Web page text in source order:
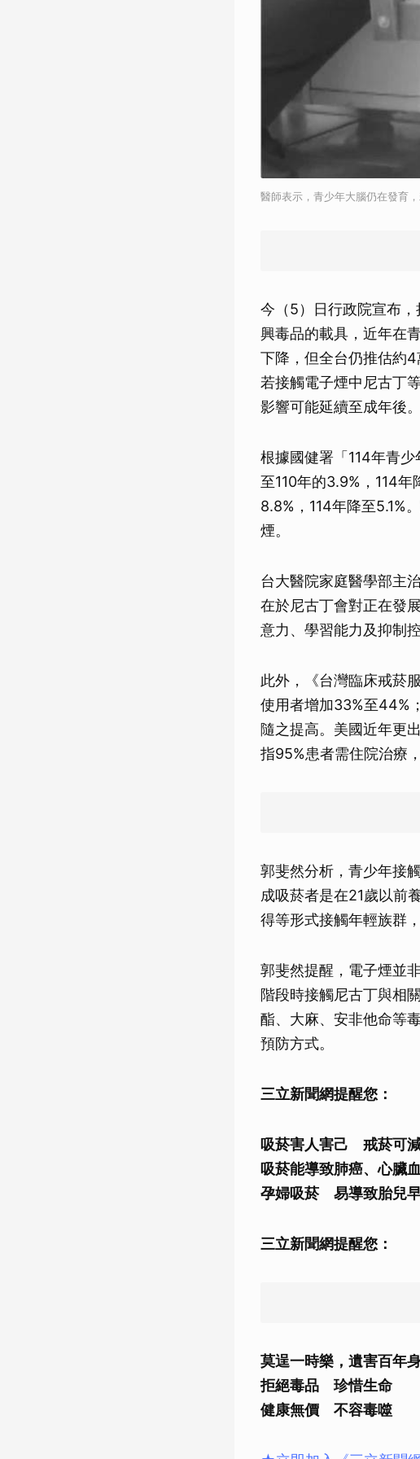
醫師表示，青少年大腦仍在發育
今（5）日行政院宣布
興毒品的載具，近年在
下降，但全台仍推估約
若接觸電子煙中尼古丁
影響可能延續至成年後。
根據國健署「114年青
至110年的3.9%，114年
8.8%，114年降至5.1%
煙。
台大醫院家庭醫學部主
在於尼古丁會對正在發
意力、學習能力及抑制
此外，《台灣臨床戒菸
使用者增加33%至44%
隨之提高。美國近年更
指95%患者需住院治療
郭斐然分析，青少年接
成吸菸者是在21歲以前
得等形式接觸年輕族群
郭斐然提醒，電子煙並
階段時接觸尼古丁與相
酯、大麻、安非他命等
預防方式。
三立新聞網提醒您：
吸菸害人害己 戒菸可
吸菸能導致肺癌、心臟
孕婦吸菸 易導致胎兒
三立新聞網提醒您：
莫逞一時樂，遺害百年身
拒絕毒品 珍惜生命
健康無價 不容毒噬